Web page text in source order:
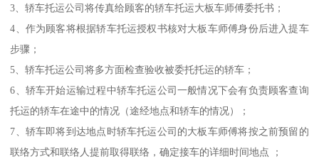
3、轿车托运公司将传真给顾客的轿车托运大板车师傅委托书；
4、作为顾客将根据轿车托运授权书核对大板车师傅身份后进入提车
步骤；
5、轿车托运公司将多方面检查验收被委托托运的轿车；
6、轿车开始运输过程中轿车托运公司一般情况下会有负责顾客查询
托运的轿车在途中的情况（途经地点和轿车的情况）；
7、轿车即将到达地点时轿车托运公司的大板车师傅将按之前预留的
联络方式和联络人提前取得联络，确定接车的详细时间地点 ；